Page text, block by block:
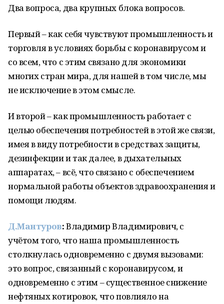
Два вопроса, два крупных блока вопросов.
Первый – как себя чувствуют промышленность и
торговля в условиях борьбы с коронавирусом и
со всем, что с этим связано для экономики
многих стран мира, для нашей в том числе, мы
не исключение в этом смысле.
И второй – как промышленность работает с
целью обеспечения потребностей в этой же связи,
имея в виду потребности в средствах защиты,
дезинфекции и так далее, в дыхательных
аппаратах, – всё, что связано с обеспечением
нормальной работы объектов здравоохранения и
помощи людям.
Д.Мантуров:Владимир Владимирович, с
учётом того, что наша промышленность
столкнулась одновременно с двумя вызовами:
это вопрос, связанный с коронавирусом, и
одновременно с этим – существенное снижение
нефтяных котировок, что повлияло на